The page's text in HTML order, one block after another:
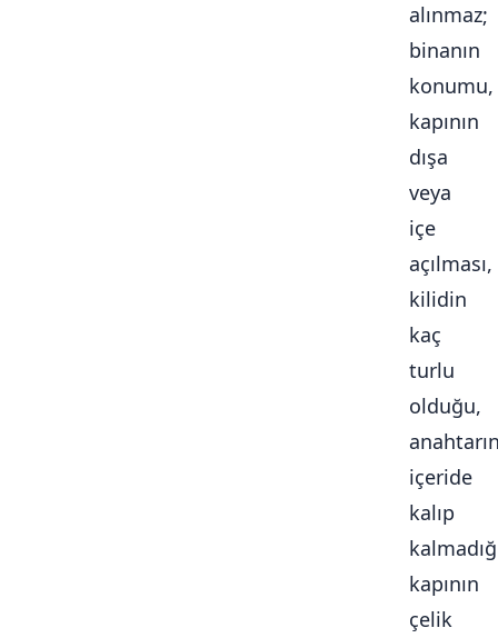
alınmaz;
binanın
konumu,
kapının
dışa
veya
içe
açılması,
kilidin
kaç
turlu
olduğu,
içeride
kalıp
kapının
çelik